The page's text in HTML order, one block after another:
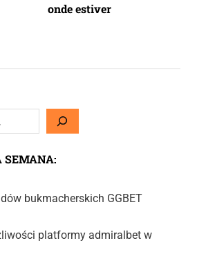
onde estiver
SEMANA:
bukmacherskich GGBET
platformy admiralbet w